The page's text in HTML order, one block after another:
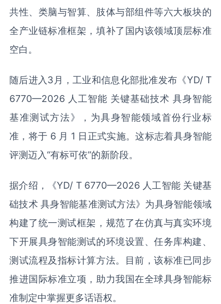
共性、类脑与智算、肢体与部组件等六大板块的
全产业链标准框架，填补了国内该领域顶层标准
空白。
随后进入3月，工业和信息化部批准发布《YD/ T
6770—2026 人工智能 关键基础技术 具身智能
基准测试方法》，为具身智能领域首份行业标
准，将于 6 月 1 日正式实施。这标志着具身智能
评测迈入“有标可依”的新阶段。
据介绍，《YD/ T 6770—2026 人工智能 关键基
础技术 具身智能基准测试方法》为具身智能领域
构建了统一测试框架，规范了在仿真与真实环境
下开展具身智能测试的环境设置、任务库构建、
测试流程及指标计算方法。目前，该标准已同步
推进国际标准立项，助力我国在全球具身智能标
准制定中掌握更多话语权。